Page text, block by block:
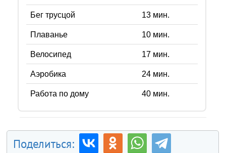
Бег трусцой 13мин.
Плаванье 10мин.
Велосипед 17мин.
Аэробика 24мин.
Работа по дому 40мин.
Поделиться: